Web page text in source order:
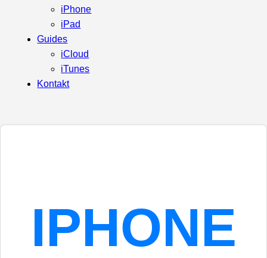
iPhone
iPad
Guides
iCloud
iTunes
Kontakt
IPHONE